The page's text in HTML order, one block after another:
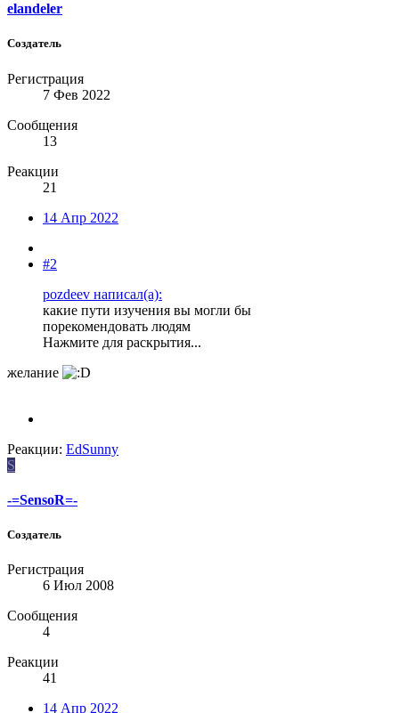
elandeler
Создатель
Регистрация
7 Фев 2022
Сообщения
13
Реакции
21
14 Апр 2022
#2
pozdeev написал(а):
какие пути изучения вы могли бы
порекомендовать людям
Нажмите для раскрытия...
желание
Реакции: EdSunny
S
-=SensoR=-
Создатель
Регистрация
6 Июл 2008
Сообщения
4
Реакции
41
14 Апр 2022